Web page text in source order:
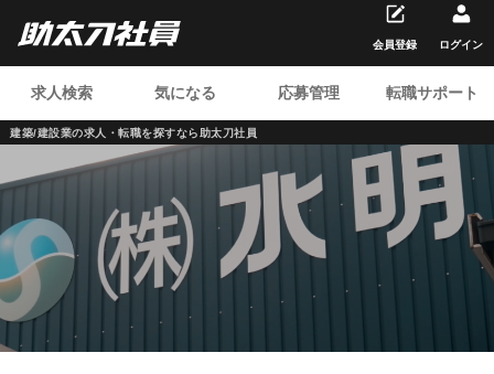
建築/建設業の求人・転職を探すなら助太刀社員
求人検索 気になる 応募管理 転職サポート
会員登録 ログイン